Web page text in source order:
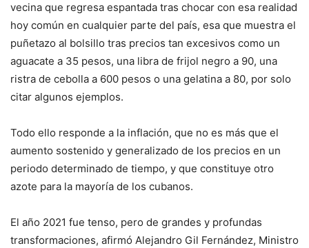
vecina que regresa espantada tras chocar con esa realidad
hoy común en cualquier parte del país, esa que muestra el
puñetazo al bolsillo tras precios tan excesivos como un
aguacate a 35 pesos, una libra de frijol negro a 90, una
ristra de cebolla a 600 pesos o una gelatina a 80, por solo
citar algunos ejemplos.
Todo ello responde a la inflación, que no es más que el
aumento sostenido y generalizado de los precios en un
periodo determinado de tiempo, y que constituye otro
azote para la mayoría de los cubanos.
El año 2021 fue tenso, pero de grandes y profundas
transformaciones, afirmó Alejandro Gil Fernández, Ministro